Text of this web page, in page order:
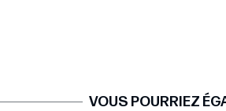
VOUS POURRIEZ